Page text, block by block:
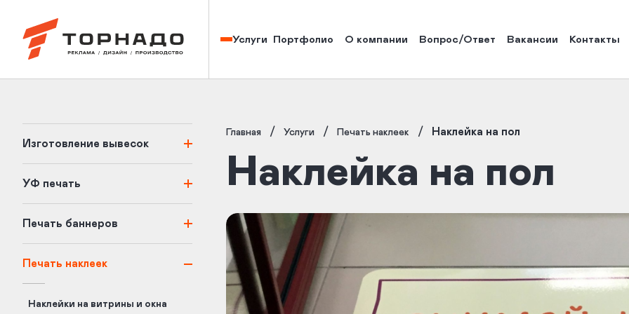
Изготовление наружной рекламы в Кирове — Торнадо
Услуги Портфолио О компании Вопрос/Ответ Вакансии Контакты
Изготовление вывесок
УФ печать
Печать баннеров
Печать наклеек
Наклейки на витрины и окна
Главная / Услуги / Печать наклеек / Наклейка на пол
Наклейка на пол